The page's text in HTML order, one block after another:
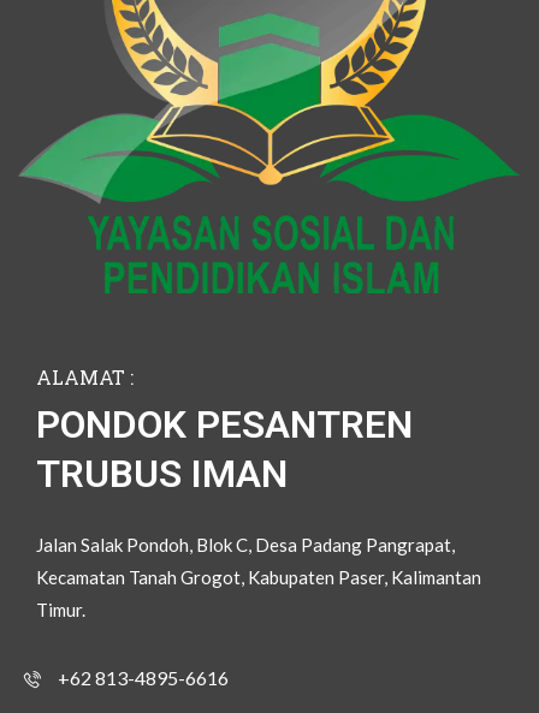
ALAMAT :
PONDOK PESANTREN
TRUBUS IMAN
Jalan Salak Pondoh, Blok C, Desa Padang Pangrapat,
Kecamatan Tanah Grogot, Kabupaten Paser, Kalimantan
Timur.
+62 813-4895-6616